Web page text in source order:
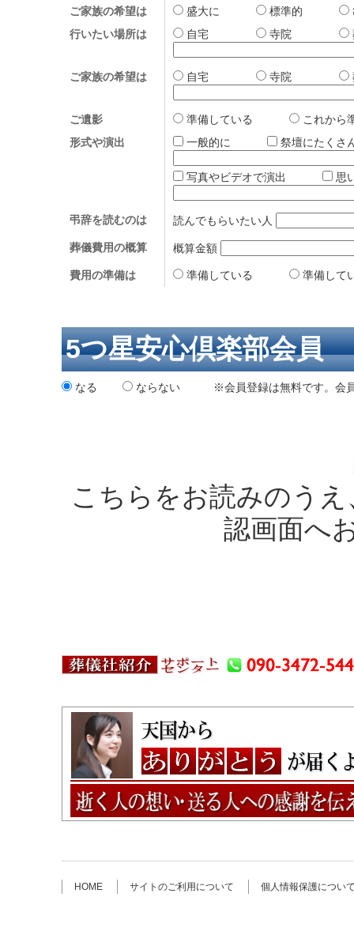
ご家族の希望は 盛大に 標準的
行いたい場所は
自宅 寺院
ご家族の希望は 自宅 寺院
ご遺影 準備している
これか
形式や演出
一般的に 祭壇にた
写真やビデオで演出 思
弔辞を読むのは 読んでもらいたい人
葬儀費用の概算 概算金額
費用の準備は 準備している 準備して
5つ星安心倶楽部会員
なる ならない ※会員登録は無料です。会員様
こちらをお読みのう
認画面へ
HOME サイトのご利用について 個人情報保護につい